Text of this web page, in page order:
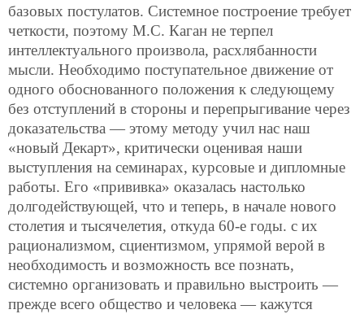
базовых постулатов. Системное построение требует
четкости, поэтому М.С. Каган не терпел
интеллектуального произвола, расхлябанности
мысли. Необходимо поступательное движение от
одного обоснованного положения к следующему
без отступлений в стороны и перепрыгивание через
доказательства — этому методу учил нас наш
«новый Декарт», критически оценивая наши
выступления на семинарах, курсовые и дипломные
работы. Его «прививка» оказалась настолько
долгодействующей, что и теперь, в начале нового
столетия и тысячелетия, откуда 60-е годы. с их
рационализмом, сциентизмом, упрямой верой в
необходимость и возможность все познать,
системно организовать и правильно выстроить —
прежде всего общество и человека — кажутся